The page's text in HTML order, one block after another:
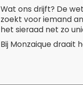
Wat ons drijft? De
zoekt voor iemand
het sieraad net zo
Bij Monzaique draait